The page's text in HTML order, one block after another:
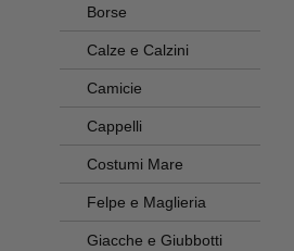
Borse
Calze e Calzini
Camicie
Cappelli
Costumi Mare
Felpe e Maglieria
Giacche e Giubbotti